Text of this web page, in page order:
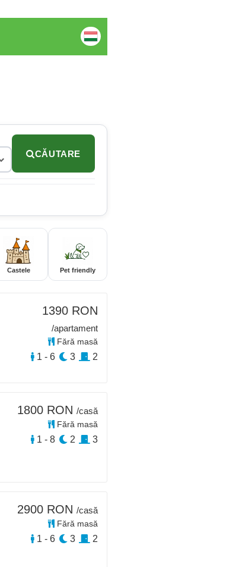
CĂUTARE
Castele Pet friendly
1390 RON
/apartament
Fără masă
1 - 6 3 2
1800 RON /casă
Fără masă
1 - 8 2 3
2900 RON /casă
Fără masă
1 - 6 3 2